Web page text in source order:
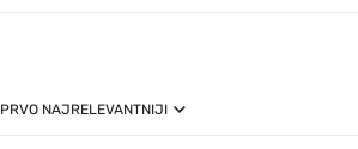
PRVO NAJRELEVANTNIJI